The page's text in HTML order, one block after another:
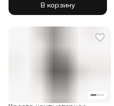
В корзину